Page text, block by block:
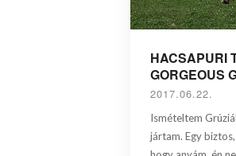
HACSAPURI
GORGEOUS
2017.06.22.
Ismételtem
jártam. Egy